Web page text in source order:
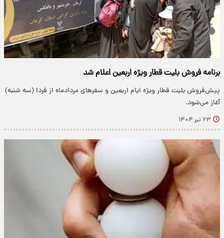
برنامه فروش بلیت قطار ویژه اربعین اعلام شد
پیش‌فروش بلیت قطار ویژه ایام اربعین و سفرهای مردادماه از فردا (سه شنبه)
آغاز می‌شود.
۲۳ تیر ۱۴۰۴